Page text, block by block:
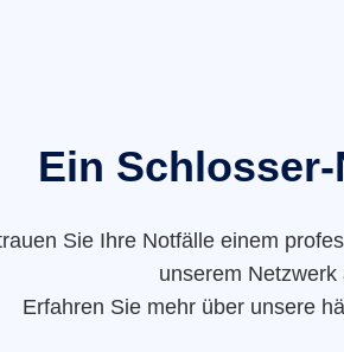
Ein
Sie Ihre Notfälle einem
unserem Netzwerk
Erfahren Sie mehr über unsere